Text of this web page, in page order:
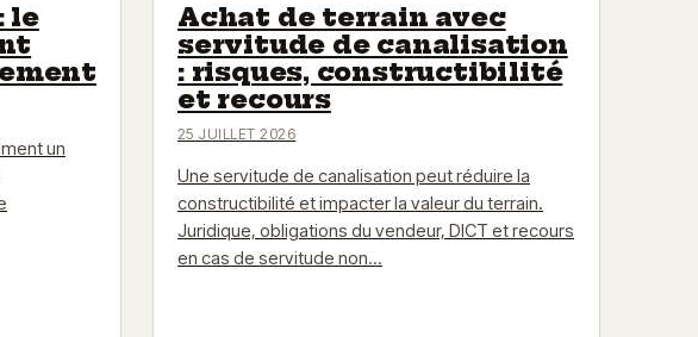
le
un
Achat de terrain avec
servitude de canalisation
: risques, constructibilité
et recours
25 JUILLET 2026
Une servitude de canalisation peut réduire la
constructibilité et impacter la valeur du terrain.
Juridique, obligations du vendeur, DICT et recours
en cas de servitude non…